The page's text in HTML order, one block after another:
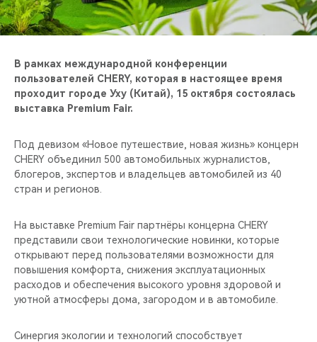
CHERY И СПОРТ
НАШИ МЕРОПРИЯТИЯ
ВИДЕООБЗОРЫ
CHERY ДЛЯ ДЕТЕЙ
В рамках международной конференции
пользователей CHERY, которая в настоящее время
проходит городе Уху (Китай), 15 октября состоялась
выставка Premium Fair.
Под девизом «Новое путешествие, новая жизнь» концерн
CHERY объединил 500 автомобильных журналистов,
блогеров, экспертов и владельцев автомобилей из 40
стран и регионов.
На выставке Premium Fair партнёры концерна CHERY
представили свои технологические новинки, которые
открывают перед пользователями возможности для
повышения комфорта, снижения эксплуатационных
расходов и обеспечения высокого уровня здоровой и
уютной атмосферы дома, загородом и в автомобиле.
Синергия экологии и технологий способствует